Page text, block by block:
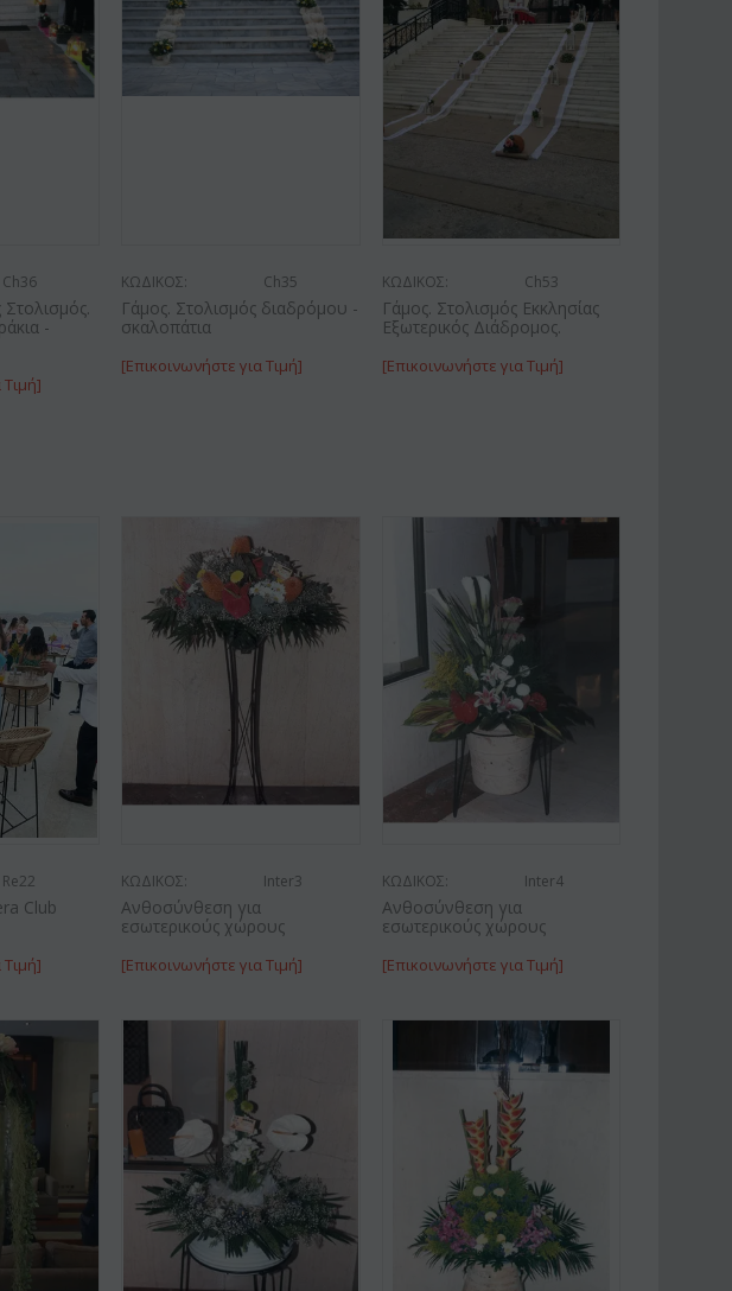
Ch36
Στολισμός.
-
ΚΩΔΙΚΟΣ: Ch35
Γάμος. Στολισμός διαδρόμου -
σκαλοπάτια
[Επικοινωνήστε για Τιμή]
ΚΩΔΙΚΟΣ: Ch53
Γάμος. Στολισμός Εκκλησίας
Εξωτερικός Διάδρομος.
[Επικοινωνήστε για Τιμή]
Re22
Club
ΚΩΔΙΚΟΣ: Inter3
Ανθοσύνθεση για
εσωτερικούς χώρους
[Επικοινωνήστε για Τιμή]
ΚΩΔΙΚΟΣ: Inter4
Ανθοσύνθεση για
εσωτερικούς χώρους
[Επικοινωνήστε για Τιμή]